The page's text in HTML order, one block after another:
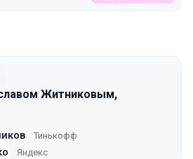
Житниковым,
Тинькофф
Яндекс